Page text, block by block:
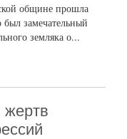
общине прошла
замечательный
земляка о...
жертв